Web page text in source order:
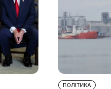
ПОЛІТИКА